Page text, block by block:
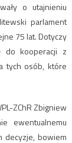
o utajnieniu
parlament
75 lat. Dotyczy
do kooperacji z
tych osób, które
ZChR Zbigniew
ewentualnemu
decyzje, bowiem